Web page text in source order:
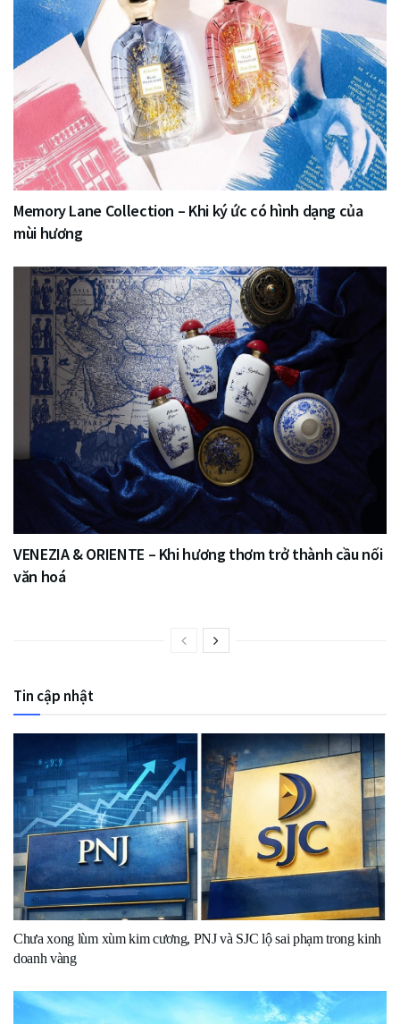
Memory Lane Collection – Khi ký ức có hình dạng của
mùi hương
VENEZIA & ORIENTE – Khi hương thơm trở thành cầu nối
văn hoá
Tin cập nhật
Chưa xong lùm xùm kim cương, PNJ và SJC lộ sai phạm trong kinh
doanh vàng